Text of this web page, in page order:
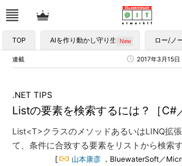
TOP AIを作り動かし守り生かす ロー/ノ
連載 2017年3月15日
Listの要素を検索するには？［C#
.NET TIPS
List<T>クラスのメソッドあるいはLINQ拡
て、条件に合致する要素をリストから検索
[ 山本康彦 ，BluewaterSoft／